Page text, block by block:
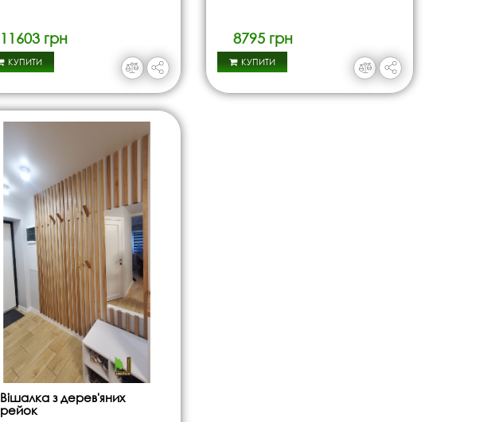
11603 грн
КУПИТИ
8795 грн
КУПИТИ
Вішалка з дерев'яних
рейок